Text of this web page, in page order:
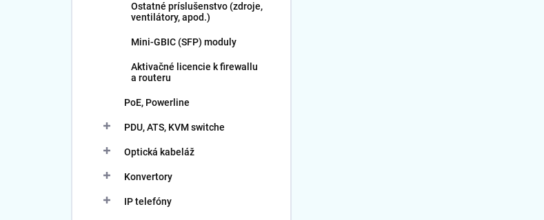
Ostatné príslušenstvo (zdroje,
ventilátory, apod.)
Mini-GBIC (SFP) moduly
Aktivačné licencie k firewallu
a routeru
PoE, Powerline
PDU, ATS, KVM switche
Optická kabeláž
Konvertory
IP telefóny